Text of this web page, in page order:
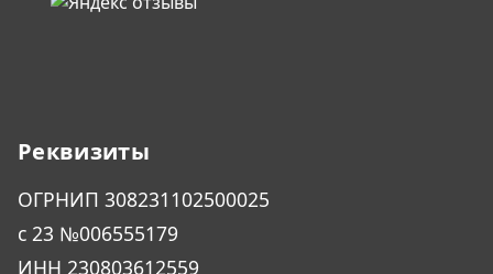
Реквизиты
ОГРHИП 308231102500025
с 23 №006555179
ИНН 230803612559